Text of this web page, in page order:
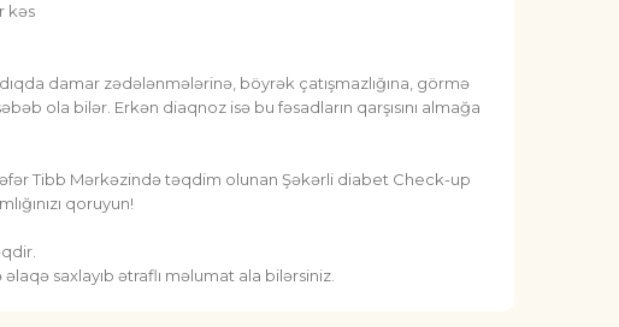
kəs
damar zədələnmələrinə, böyrək çatışmazlığına, görmə
ola bilər. Erkən diaqnoz isə bu fəsadların qarşısını almağa
Tibb Mərkəzində təqdim olunan Şəkərli diabet Check-up
qoruyun!
saxlayıb ətraflı məlumat ala bilərsiniz.